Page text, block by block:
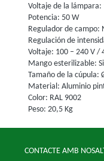
Voltaje de la lámpara:
Potencia: 50 W
Regulador de campo:
Regulación de
Voltaje: 100 – 240 V /
Mango esterilizable:
Tamaño de la cúpula:
Material: Aluminio
Color: RAL 9002
Peso: 20,5 Kg
CONTACTE AMB